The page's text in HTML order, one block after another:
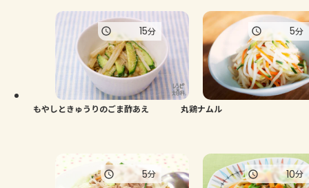
もやしときゅうりのごま酢あえ
15分
丸鶏ナムル
5分
5分 10分